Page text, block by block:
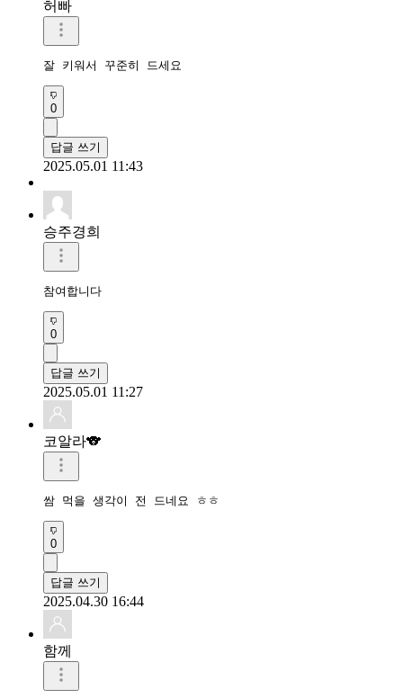
허빠
잘 키워서 꾸준히 드세요
0
답글 쓰기
2025.05.01 11:43
승주경희
참여합니다
0
답글 쓰기
2025.05.01 11:27
코알라🐨
쌈 먹을 생각이 전 드네요 ㅎㅎ
0
답글 쓰기
2025.04.30 16:44
함께